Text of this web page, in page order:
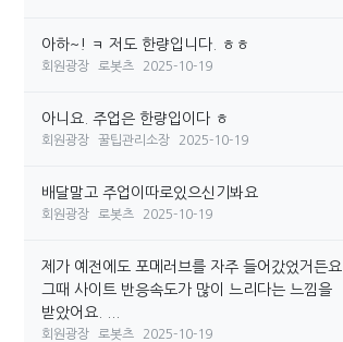
아하~! ㅋ 저도 한량입니다. ㅎㅎ
회원광장 로봇츠 2025-10-19
아니요. 주업은 한량입이다 ㅎ
회원광장 꿀팁관리소장 2025-10-19
배달말고 주업이따로있으신기봐요
회원광장 로봇츠 2025-10-19
제가 예전에도 포메러브를 자주 들어갔었거든요.
그때 사이트 반응속도가 많이 느리다는 느낌을
받았어요. ...
회원광장 로봇츠 2025-10-19